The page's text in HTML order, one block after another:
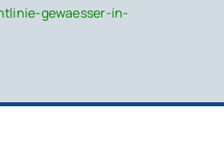
gewaesser-in-